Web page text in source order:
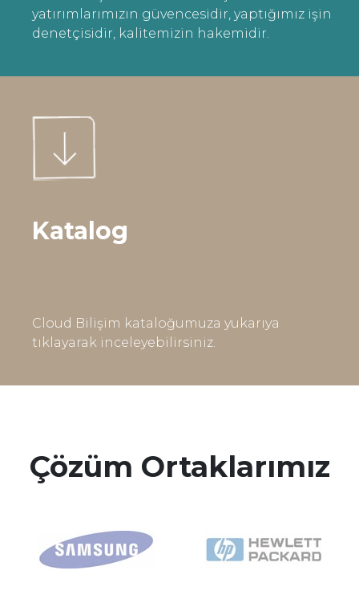
yatırımlarımızın güvencesidir, yaptığımız işin
denetçisidir, kalitemizin hakemidir.
Katalog
Cloud Bilişim kataloğumuza yukarıya
tıklayarak inceleyebilirsiniz.
Çözüm Ortaklarımız